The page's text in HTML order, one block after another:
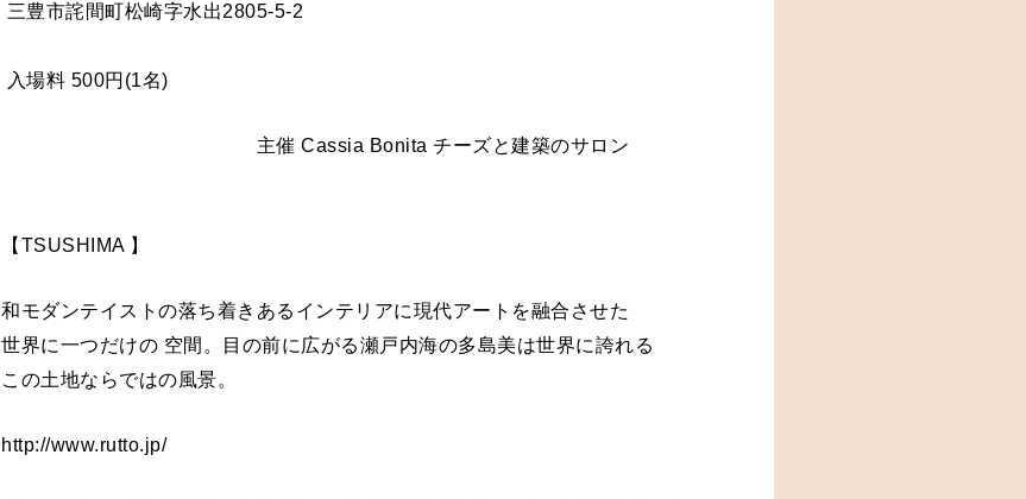
三豊市詫間町松崎字水出2805-5-2 ​
入場料 500円(1名)
主催 Cassia Bonita チーズと建築のサロン
【TSUSHIMA 】
和モダンテイストの落ち着きあるインテリアに現代アートを融合させた
世界に一つだけの 空間。目の前に広がる瀬戸内海の多島美は世界に誇れる
この土地ならではの風景。
http://www.rutto.jp/